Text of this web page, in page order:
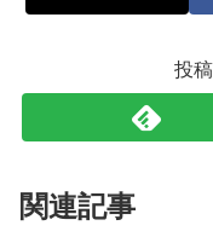
投
関連記事